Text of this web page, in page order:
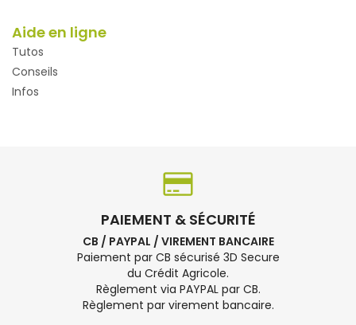
Aide en ligne
Tutos
Conseils
Infos
PAIEMENT & SÉCURITÉ
CB / PAYPAL / VIREMENT BANCAIRE
Paiement par CB sécurisé 3D Secure
du Crédit Agricole.
Règlement via PAYPAL par CB.
Règlement par virement bancaire.